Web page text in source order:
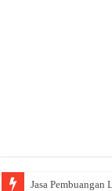
Jasa